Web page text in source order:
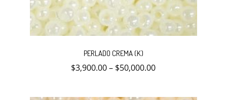
tiene
múltiples
variantes.
se
PERLADO CREMA (K)
$3,900.00– $50,000.00